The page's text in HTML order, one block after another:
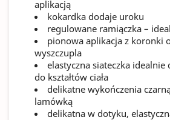
aplikacją
kokardka dodaje uroku
regulowane ramiączka –
pionowa aplikacja z koronki
wyszczupla
elastyczna siateczka idealnie
do kształtów ciała
delikatne wykończenia
lamówką
delikatna w dotyku,